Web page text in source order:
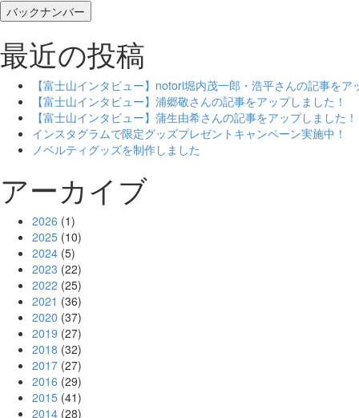
バックナンバー
最近の投稿
【富士山インタビュー】notori堀内茂一郎・浩平さんの記事をア
【富士山インタビュー】浦郷敬さんの記事をアップしました！
【富士山インタビュー】蒲生由希さんの記事をアップしました！
インスタグラムで限定グッズプレゼントキャンペーン実施中！
ノベルティグッズを制作しました
アーカイブ
2026 (1)
2025 (10)
2024 (5)
2023 (22)
2022 (25)
2021 (36)
2020 (37)
2019 (27)
2018 (32)
2017 (27)
2016 (29)
2015 (41)
2014 (28)